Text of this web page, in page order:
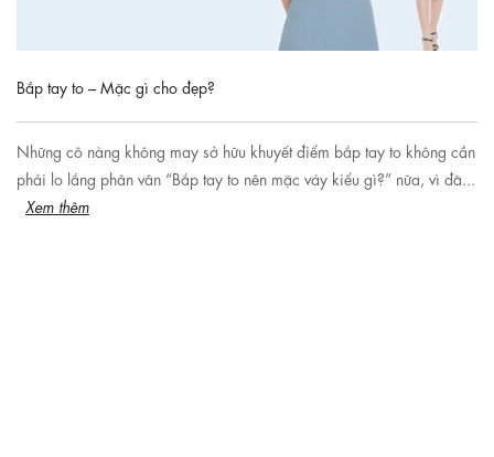
Bắp tay to – Mặc gì cho đẹp?
Những cô nàng không may sở hữu khuyết điểm bắp tay to không cần
phải lo lắng phân vân “Bắp tay to nên mặc váy kiểu gì?” nữa, vì đã...
Xem thêm